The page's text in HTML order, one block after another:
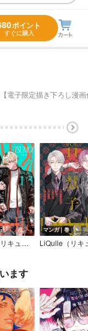
ポイント
すぐに購入
電子限定描き下ろし漫
LiQulle（リキューレ）pathos VOL.13
マンガ｜巻
ます